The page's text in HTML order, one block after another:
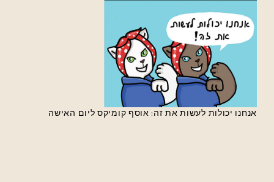
אנחנו יכולות לעשות את זה: אוסף קומיקס ליום האישה